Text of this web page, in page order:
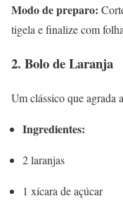
Modo de preparo:
tigela e finalize com
2. Bolo de Laranja
Um clássico que agrada
Ingredientes:
2 laranjas
1 xícara de açúcar